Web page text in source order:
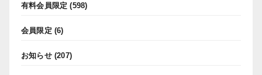
有料会員限定 (598)
会員限定 (6)
お知らせ(207)